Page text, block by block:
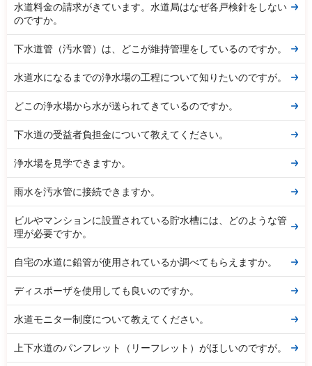
水道料金の請求がきています。水道局はなぜ各戸検針をしない
のですか。
下水道管（汚水管）は、どこが維持管理をしているのですか。
水道水になるまでの浄水場の工程について知りたいのですが。
どこの浄水場から水が送られてきているのですか。
下水道の受益者負担金について教えてください。
浄水場を見学できますか。
雨水を汚水管に接続できますか。
ビルやマンションに設置されている貯水槽には、どのような管
理が必要ですか。
自宅の水道に鉛管が使用されているか調べてもらえますか。
ディスポーザを使用しても良いのですか。
水道モニター制度について教えてください。
上下水道のパンフレット（リーフレット）がほしいのですが。